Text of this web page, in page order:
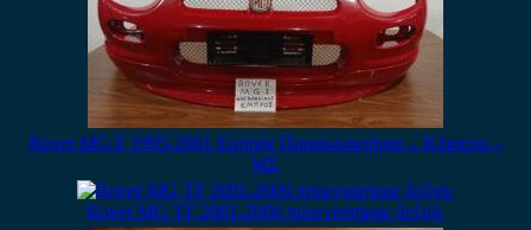
Rover MG F 1995-2001 Εμπρός Προφυλακτήρας – Κόκκινο –
ΜΣ
Rover MG TF 2001-2006 προεντατήρας δεξιός